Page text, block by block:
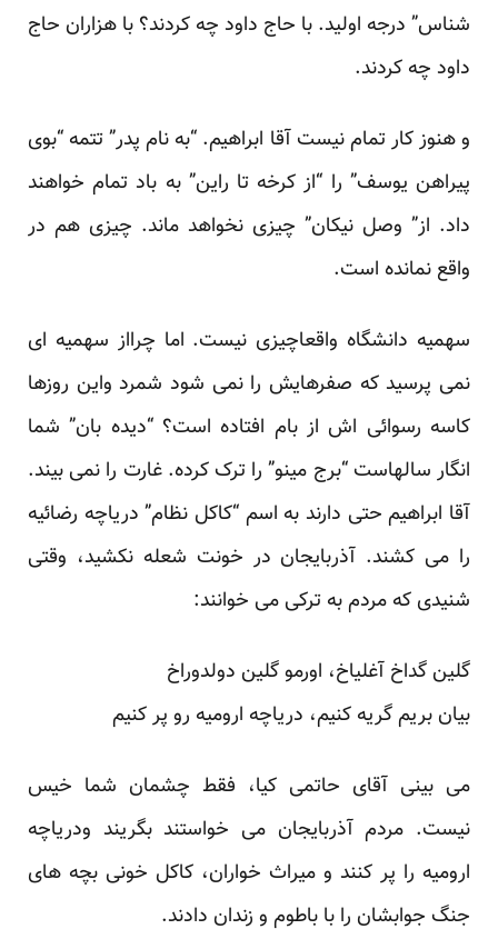
شناس” درجه اولید. با حاج داود چه کردند؟ با هزاران حاج
داود چه کردند.
و هنوز کار تمام نیست آقا ابراهیم. “به نام پدر” تتمه “بوی
پیراهن یوسف” را “از کرخه تا راین” به باد تمام خواهند
داد. از” وصل نیکان” چیزی نخواهد ماند. چیزی هم در
واقع نمانده است.
سهمیه دانشگاه واقعاچیزی نیست. اما چرااز سهمیه ای
نمی پرسید که صفرهایش را نمی شود شمرد واین روزها
کاسه رسوائی اش از بام افتاده است؟ “دیده بان” شما
انگار سالهاست “برج مینو” را ترک کرده. غارت را نمی بیند.
آقا ابراهیم حتی دارند به اسم “کاکل نظام” دریاچه رضائیه
را می کشند. آذربایجان در خونت شعله نکشید، وقتی
شنیدی که مردم به ترکی می خوانند:
گلین گداخ آغلیاخ، اورمو گلین دولدوراخ
بیان بریم گریه کنیم، دریاچه ارومیه رو پر کنیم
می بینی آقای حاتمی کیا، فقط چشمان شما خیس
نیست. مردم آذربایجان می خواستند بگریند ودریاچه
ارومیه را پر کنند و میراث خواران، کاکل خونی بچه های
جنگ جوابشان را با باطوم و زندان دادند.